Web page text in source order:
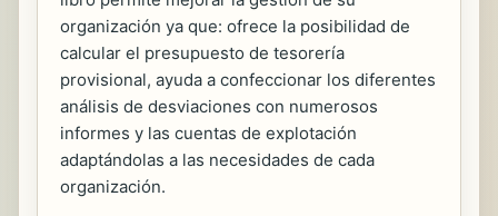
organización ya que: ofrece la posibilidad de
calcular el presupuesto de tesorería
provisional, ayuda a confeccionar los diferentes
análisis de desviaciones con numerosos
informes y las cuentas de explotación
adaptándolas a las necesidades de cada
organización.